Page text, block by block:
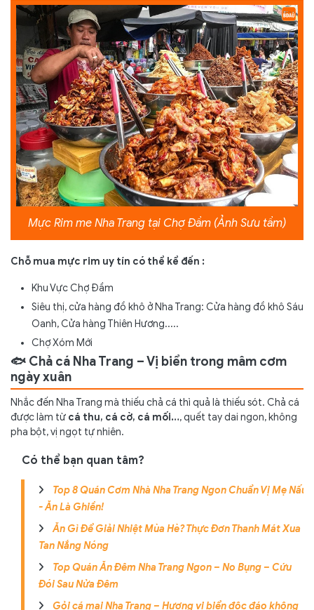
Mực Rim me Nha Trang tại Chợ Đầm (Ảnh Sưu tầm)
Chỗ mua mực rim uy tín có thể kể đến :
Khu Vực Chợ Đầm
Siêu thị, cửa hàng đồ khô ở Nha Trang: Cửa hàng đồ khô Sáu
Oanh, Cửa hàng Thiên Hương.....
Chợ Xóm Mới
🐟 Chả cá Nha Trang – Vị biển trong mâm cơm
ngày xuân
Nhắc đến Nha Trang mà thiếu chả cá thì quả là thiếu sót. Chả cá
được làm từ cá thu, cá cờ, cá mối…, quết tay dai ngon, không
pha bột, vị ngọt tự nhiên.
Có thể bạn quan tâm?
Top 8 Quán Cơm Nhà Nha Trang Ngon Chuẩn Vị Mẹ Nấu
- Ăn Là Ghiền!
Ăn Gì Để Giải Nhiệt Mùa Hè? Thực Đơn Thanh Mát Xua
Tan Nắng Nóng
Top Quán Ăn Đêm Nha Trang Ngon – No Bụng – Cứu
Đói Sau Nửa Đêm
Gỏi cá mai Nha Trang – Hương vị biển độc đáo không